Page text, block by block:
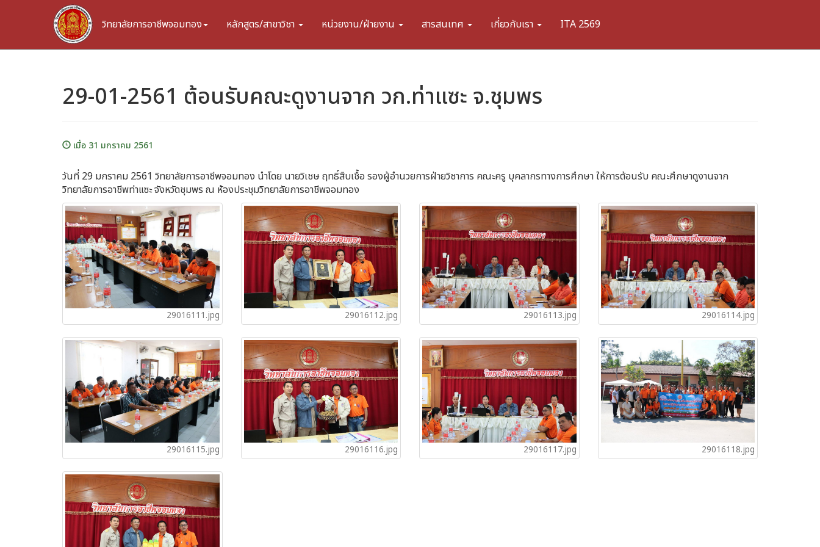
วิทยาลัยการอาชีพจอมทอง หลักสูตร/สาขาวิชา หน่วยงาน/ฝ่ายงาน สารสนเทศ เกี่ยวกับเรา ITA 2569
29-01-2561 ต้อนรับคณะดูงานจาก วก.ท่าแซะ จ.ชุมพร
เมื่อ 31 มกราคม 2561
วันที่ 29 มกราคม 2561 วิทยาลัยการอาชีพจอมทอง นำโดย นายวิเชษ ฤทธิ์สืบเชื้อ รองผู้อำนวยการฝ่ายวิชาการ คณะครู บุคลากรทางการศึกษา ให้การต้อนรับ คณะศึกษาดูงานจาก
วิทยาลัยการอาชีพท่าแซะ จังหวัดชุมพร ณ ห้องประชุมวิทยาลัยการอาชีพจอมทอง
29016111.jpg 29016112.jpg 29016113.jpg 29016114.jpg
29016115.jpg 29016116.jpg 29016117.jpg 29016118.jpg